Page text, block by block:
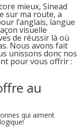
mieux, Sinead
sur ma route, a
l’anglais, langue
visuelle
de réussir là où
Nous avons fait
unissons donc nos
pour vous offrir :
au
qui aiment